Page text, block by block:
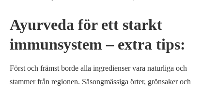
Ayurveda för ett starkt
immunsystem – extra tips:
Först och främst borde alla ingredienser vara naturliga och
stammer från regionen. Säsongmässiga örter, grönsaker och